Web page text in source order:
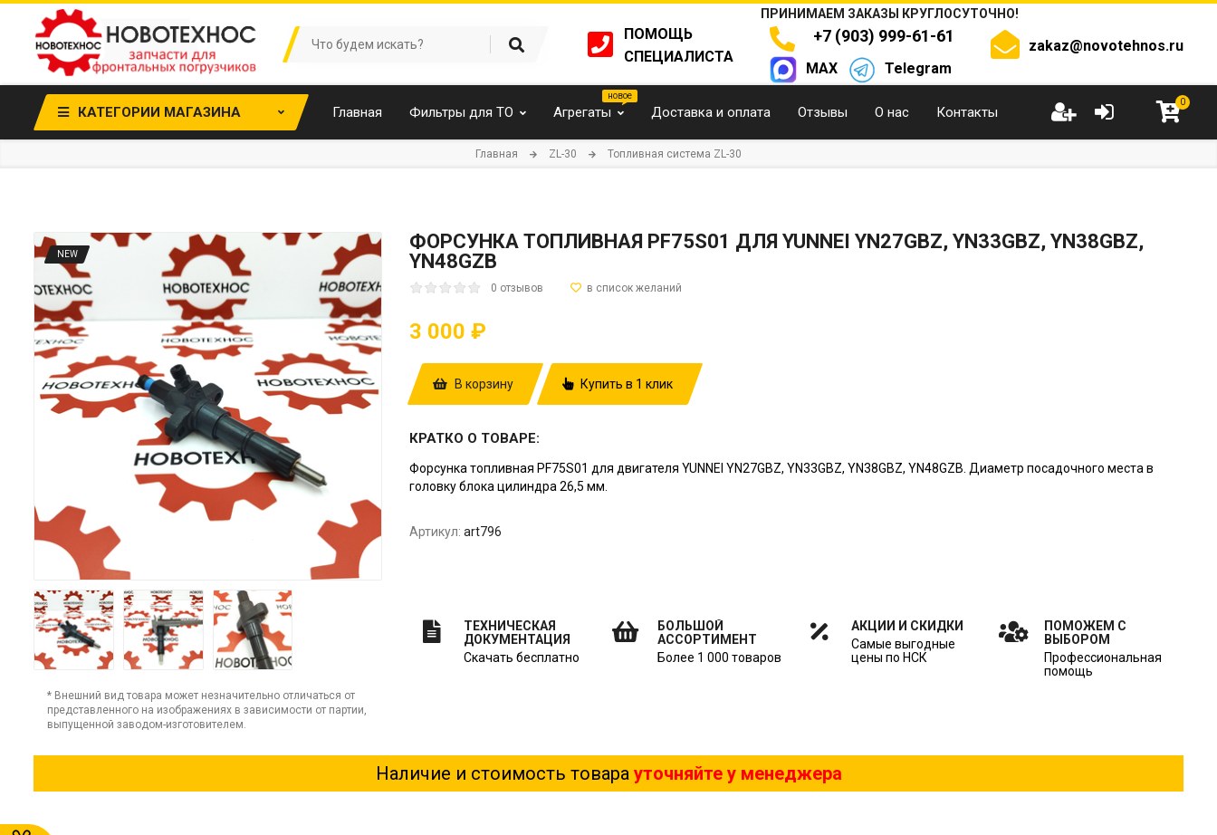
ПОМОЩЬ
СПЕЦИАЛИСТА
ПРИНИМАЕМ ЗАКАЗЫ КРУГЛОСУТОЧНО!
+7 (903) 999-61-61
MAX Telegram
zakaz@novotehnos.ru
КАТЕГОРИИ МАГАЗИНА Главная Фильтры для ТО Агрегаты Доставка и оплата Отзывы О нас Контакты
0
Главная ZL-30 Топливная система ZL-30
NEW
* Внешний вид товара может незначительно отличаться от
представленного на изображениях в зависимости от партии,
выпущенной заводом-изготовителем.
ФОРСУНКА ТОПЛИВНАЯ PF75S01 ДЛЯ YUNNEI YN27GBZ, YN33GBZ, YN38GBZ,
YN48GZB
0 отзывов
3 000 ₽
В корзину Купить в 1 клик
КРАТКО О ТОВАРЕ:
Форсунка топливная PF75S01 для двигателя YUNNEI YN27GBZ, YN33GBZ, YN38GBZ, YN48GZB. Диаметр посадочного места в
головку блока цилиндра 26,5 мм.
Артикул: art796
ТЕХНИЧЕСКАЯ
ДОКУМЕНТАЦИЯ
Скачать бесплатно
БОЛЬШОЙ
АССОРТИМЕНТ
Более 1 000 товаров
АКЦИИ И СКИДКИ
Самые выгодные
цены по НСК
ПОМОЖЕМ С
ВЫБОРОМ
Профессиональная
помощь
Наличие и стоимость товара уточняйте у менеджера